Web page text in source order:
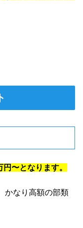
〜となります。
かなり高額の部類